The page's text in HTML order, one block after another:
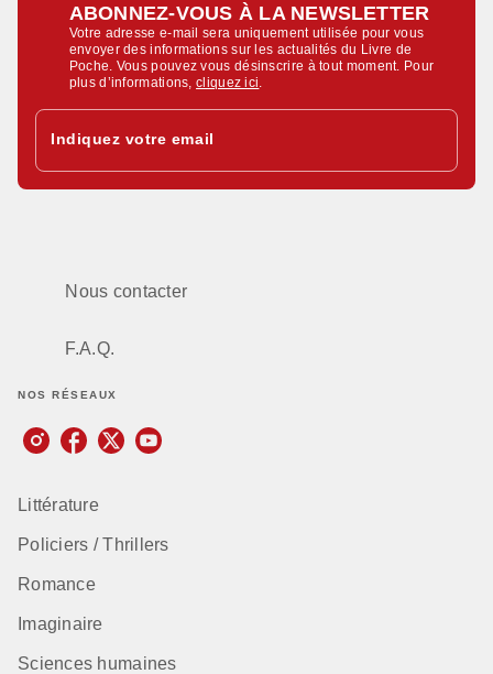
ABONNEZ-VOUS À LA NEWSLETTER
Votre adresse e-mail sera uniquement utilisée pour vous
envoyer des informations sur les actualités du Livre de
Poche. Vous pouvez vous désinscrire à tout moment. Pour
plus d’informations,cliquez ici
Indiquez votre email
Nous contacter
F.A.Q.
NOS RÉSEAUX
Littérature
Policiers / Thrillers
Romance
Imaginaire
Sciences humaines